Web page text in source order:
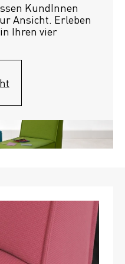
KundInnen
Ansicht. Erleben
Ihren vier